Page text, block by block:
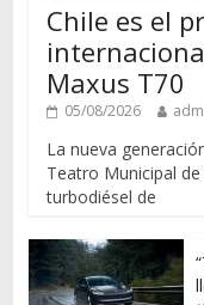
Chile es el
Maxus T70
05/08/2026
La nueva
Teatro Municipal
turbodiésel de